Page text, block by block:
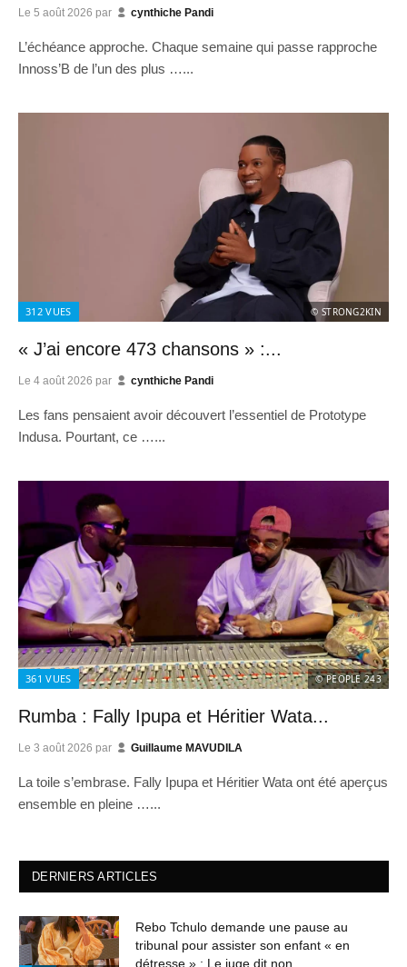
Le 5 août 2026 par cynthiche Pandi
L’échéance approche. Chaque semaine qui passe rapproche
Innoss’B de l’un des plus …...
312 VUES © STRONG2KIN
« J’ai encore 473 chansons » :...
Le 4 août 2026 par cynthiche Pandi
Les fans pensaient avoir découvert l’essentiel de Prototype
Indusa. Pourtant, ce …...
361 VUES © PEOPLE 243
Rumba : Fally Ipupa et Héritier Wata...
Le 3 août 2026 par Guillaume MAVUDILA
La toile s’embrase. Fally Ipupa et Héritier Wata ont été aperçus
ensemble en pleine …...
DERNIERS ARTICLES
Rebo Tchulo demande une pause au
tribunal pour assister son enfant « en
détresse » : Le juge dit non